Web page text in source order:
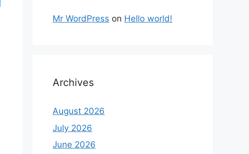
Mr WordPress on Hello world!
Archives
August 2026
July 2026
June 2026